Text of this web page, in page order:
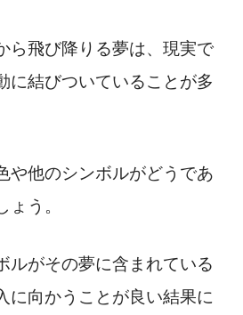
ら飛び降りる夢は、現実で
に結びついていることが多
や他のシンボルがどうであ
ょう。
ルがその夢に含まれている
に向かうことが良い結果に